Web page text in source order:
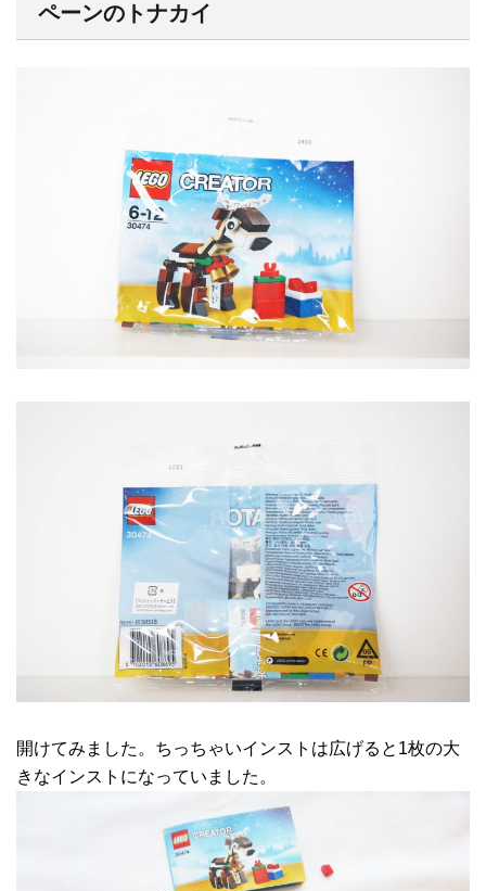
ペーンのトナカイ
開けてみました。ちっちゃいインストは広げると1枚の大
きなインストになっていました。